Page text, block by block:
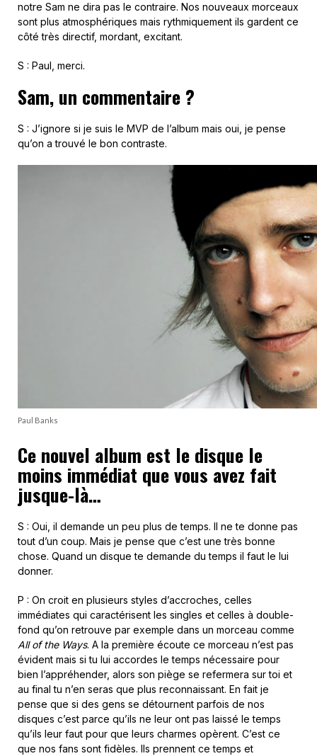
notre Sam ne dira pas le contraire. Nos nouveaux morceaux
sont plus atmosphériques mais rythmiquement ils gardent ce
côté très directif, mordant, excitant.
S : Paul, merci.
Sam, un commentaire ?
S : J’ignore si je suis le MVP de l’album mais oui, je pense
qu’on a trouvé le bon contraste.
Paul Banks
Ce nouvel album est le disque le
moins immédiat que vous avez fait
jusque-là…
S : Oui, il demande un peu plus de temps. Il ne te donne pas
tout d’un coup. Mais je pense que c’est une très bonne
chose. Quand un disque te demande du temps il faut le lui
donner.
P : On croit en plusieurs styles d’accroches, celles
immédiates qui caractérisent les singles et celles à double-
fond qu’on retrouve par exemple dans un morceau comme
All of the Ways. A la première écoute ce morceau n’est pas
évident mais si tu lui accordes le temps nécessaire pour
bien l’appréhender, alors son piège se refermera sur toi et
au final tu n’en seras que plus reconnaissant. En fait je
pense que si des gens se détournent parfois de nos
disques c’est parce qu’ils ne leur ont pas laissé le temps
qu’ils leur faut pour que leurs charmes opèrent. C’est ce
que nos fans sont fidèles. Ils prennent ce temps et